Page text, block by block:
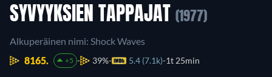
SYVYYKSIEN TAPPAJAT (1977)
Alkuperäinen nimi: Shock Waves
8165.
+5 39% 5.4 (7.1k) 1t 25min